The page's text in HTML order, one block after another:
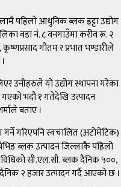
पहिलो आधुनिक ब्लक इट्टा उद्योग
वडा नं. ८ वनगाउँमा करीव रू. २
गौतम र प्रभात भण्डारीले
उनीहरुले यो उद्योग स्थापना गरेका
गएको भदौ १ गतेदेखि उत्पादन
बताए ।
गरिएपनि स्वचालित (अटोमेटिक)
ब्लक उत्पादन जिल्लाकै पहिलो
सी.एल.सी. ब्लक दैनिक ५००,
२ हजार उत्पादन गर्दै आएको छ ।